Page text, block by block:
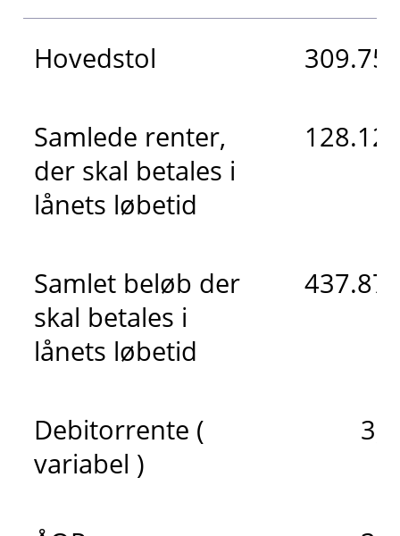
Hovedstol
Samlede renter,
der skal betales i
lånets løbetid
Samlet beløb der
skal betales i
lånets løbetid
Debitorrente (
variabel )